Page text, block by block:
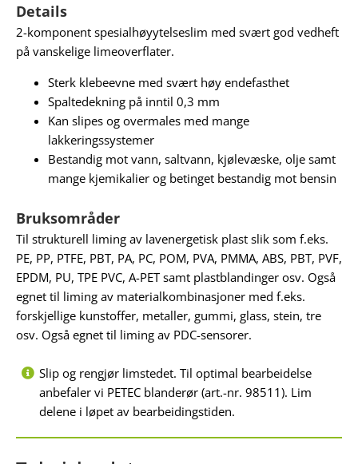
Details
2-komponent spesialhøyytelseslim med svært god vedheft
på vanskelige limeoverflater.
Sterk klebeevne med svært høy endefasthet
Spaltedekning på inntil 0,3 mm
Kan slipes og overmales med mange
lakkeringssystemer
Bestandig mot vann, saltvann, kjølevæske, olje samt
mange kjemikalier og betinget bestandig mot bensin
Bruksområder
Til strukturell liming av lavenergetisk plast slik som f.eks.
PE, PP, PTFE, PBT, PA, PC, POM, PVA, PMMA, ABS, PBT, PVF,
EPDM, PU, TPE PVC, A-PET samt plastblandinger osv. Også
egnet til liming av materialkombinasjoner med f.eks.
forskjellige kunstoffer, metaller, gummi, glass, stein, tre
osv. Også egnet til liming av PDC-sensorer.
Slip og rengjør limstedet. Til optimal bearbeidelse
anbefaler vi PETEC blanderør (art.-nr. 98511). Lim
delene i løpet av bearbeidingstiden.